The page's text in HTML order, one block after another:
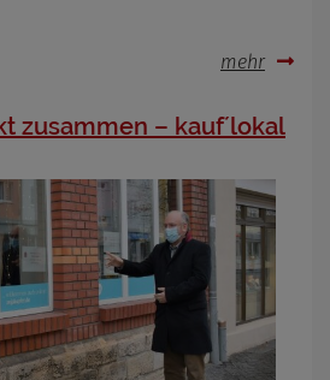
mehr
zusammen – kauf´lokal